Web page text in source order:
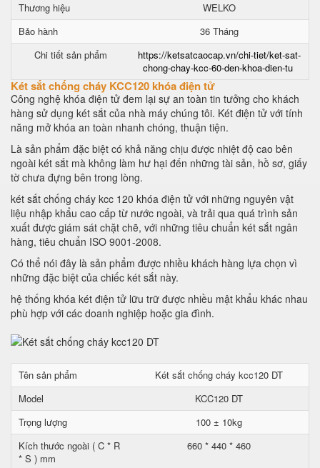
Thương hiệu
WELKO
Bảo hành
36 Tháng
Chi tiết sản phẩm
https://ketsatcaocap.vn/chi-tiet/ket-sat-
chong-chay-kcc-60-den-khoa-dien-tu
Két sắt chống cháy KCC120 khóa điện tử
Công nghệ khóa điện tử đem lại sự an toàn tin tưởng cho khách
hàng sử dụng két sắt của nhà máy chúng tôi. Két điện tử với tính
năng mở khóa an toàn nhanh chóng, thuận tiện.
Là sản phẩm đặc biệt có khả năng chịu được nhiệt độ cao bên
ngoài két sắt mà không làm hư hại đến những tài sản, hồ sơ, giấy
tờ chưa đựng bên trong lòng.
két sắt chống cháy kcc 120 khóa điện tử với những nguyên vật
liệu nhập khẩu cao cấp từ nước ngoài, và trải qua quá trình sản
xuất được giám sát chặt chẽ, với những tiêu chuẩn két sắt ngân
hàng, tiêu chuẩn ISO 9001-2008.
Có thể nói đây là sản phẩm được nhiều khách hàng lựa chọn vì
những đặc biệt của chiếc két sắt này.
hệ thống khóa két điện tử lữu trữ được nhiều mật khẩu khác nhau
phù hợp với các doanh nghiệp hoặc gia đình.
Tên sản phẩm
Két sắt chống cháy kcc120 DT
Model
KCC120 DT
Trọng lượng
100 ± 10kg
Kích thước ngoài ( C * R
* S ) mm
660 * 440 * 460